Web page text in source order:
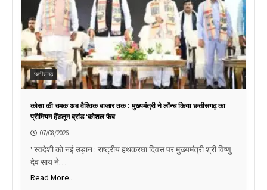
छत्तीसगढ़
कोसा की चमक अब वैश्विक बाजार तक : मुख्यमंत्री ने लॉन्च किया छत्तीसगढ़ का
प्रीमियम हैंडलूम ब्रांड ‘कोशल फैब
07/08/2026
' स्वदेशी को नई उड़ान : राष्ट्रीय हथकरघा दिवस पर मुख्यमंत्री श्री विष्णु
देव साय ने…
Read More..